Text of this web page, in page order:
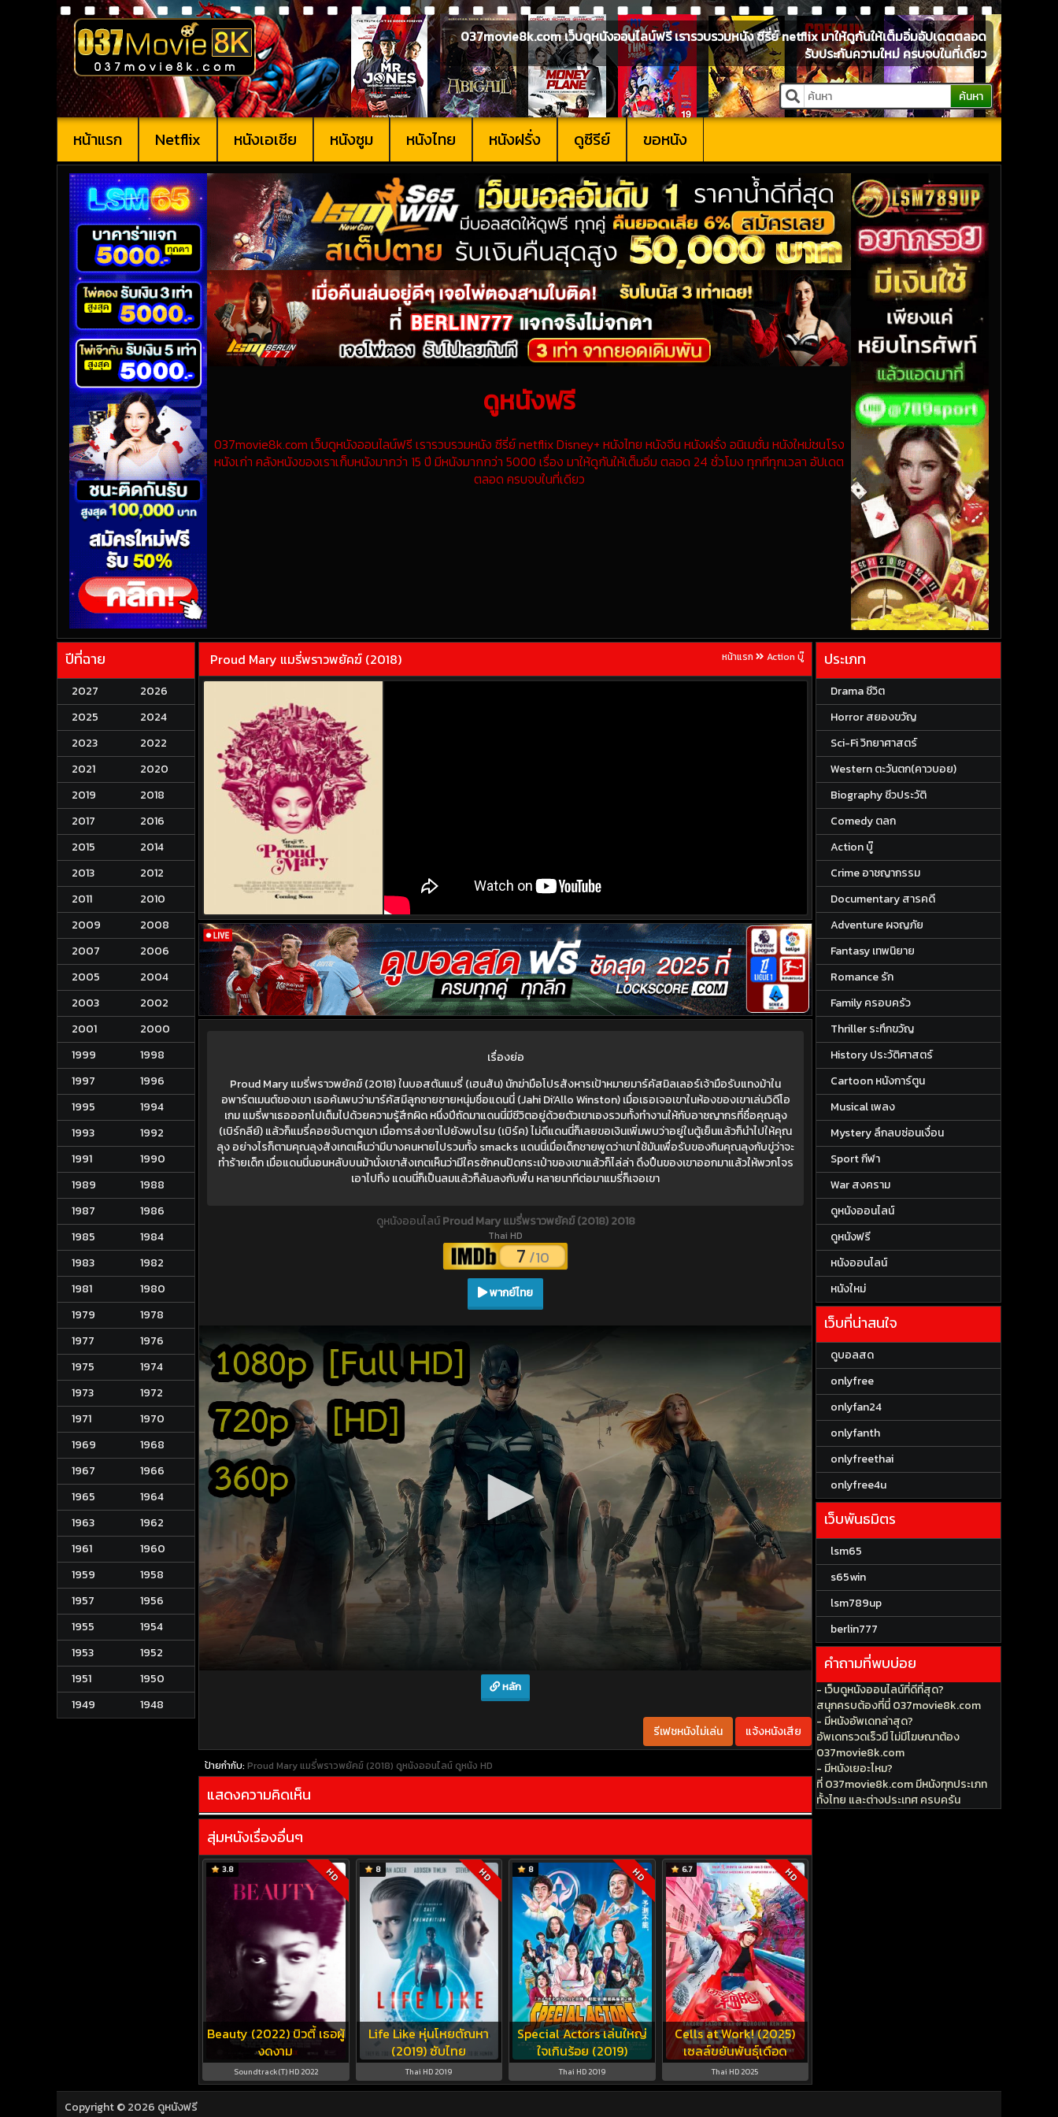
037movie8k.com เว็บดูหนังออนไลน์ฟรี เรารวบรวมหนัง ซีรี่ย์ netflix มาให้ดูกันให้เต็มอิ่มอัปเดตตลอด
รับประกันความใหม่ ครบจบในที่เดียว
ค้นหา
หน้าแรก Netflix หนังเอเชีย หนังซูม หนังไทย หนังฝรั่ง ดูซีรีย์ ขอหนัง
ดูหนังฟรี
037movie8k.com เว็บดูหนังออนไลน์ฟรี เรารวบรวมหนัง ซีรี่ย์ netflix Disney+ หนังไทย หนังจีน หนังฝรั่ง อนิเมชั่น หนังใหม่ชนโรง
หนังเก่า คลังหนังของเราเก็บหนังมากว่า 15 ปี มีหนังมากกว่า 5000 เรื่อง มาให้ดูกันให้เต็มอิ่ม ตลอด 24 ชั่วโมง ทุกทีทุกเวลา อัปเดต
ตลอด ครบจบในที่เดียว
ปีที่ฉาย
2027
2026
2025
2024
2023
2022
2021
2020
2019
2018
2017
2016
2015
2014
2013
2012
2011
2010
2009
2008
2007
2006
2005
2004
2003
2002
2001
2000
1999
1998
1997
1996
1995
1994
1993
1992
1991
1990
1989
1988
1987
1986
1985
1984
1983
1982
1981
1980
1979
1978
1977
1976
1975
1974
1973
1972
1971
1970
1969
1968
1967
1966
1965
1964
1963
1962
1961
1960
1959
1958
1957
1956
1955
1954
1953
1952
1951
1950
1949
1948
Proud Mary แมรี่พราวพยัคฆ์ (2018) หน้าแรก Action บู๊
เรื่องย่อ
Proud Mary แมรี่พราวพยัคฆ์ (2018) ในบอสตันแมรี่ (เฮนสัน) นักฆ่ามือโปรสังหารเป้าหมายมาร์คัสมิลเลอร์เจ้ามือรับแทงม้าใน
อพาร์ตเมนต์ของเขา เธอค้นพบว่ามาร์คัสมีลูกชายชายหนุ่มชื่อแดนนี่ (Jahi Di’Allo Winston) เมื่อเธอเจอเขาในห้องของเขาเล่นวิดีโอ
เกม แมรี่พาเธอออกไปเต็มไปด้วยความรู้สึกผิด หนึ่งปีถัดมาแดนนี่มีชีวิตอยู่ด้วยตัวเขาเองรวมทั้งทำงานให้กับอาชญากรที่ชื่อคุณลุง
(เบิร์กลีย์) แล้วก็แมรี่คอยจับตาดูเขา เมื่อการส่งยาไปยังพบโรม (เบิร์ค) ไม่ดีแดนนี่ก็เลยขอเงินเพิ่มพบว่าอยู่ในตู้เย็นแล้วก็นำไปให้คุณ
ลุง อย่างไรก็ตามคุณลุงสังเกตเห็นว่ามีบางคนหายไปรวมทั้ง smacks แดนนี่เมื่อเด็กชายพูดว่าเขาใช้มันเพื่อรับของกินคุณลุงกับขู่ว่าจะ
ทำร้ายเด็ก เมื่อแดนนี่นอนหลับบนม้านั่งเขาสังเกตเห็นว่ามีใครซักคนปัดกระเป๋าของเขาแล้วก็ไล่ล่า ดึงปืนของเขาออกมาแล้วให้พวกโจร
เอาไปทิ้ง แดนนี่ก็เป็นลมแล้วก็ล้มลงกับพื้น หลายนาทีต่อมาแมรี่ก็เจอเขา
ดูหนังออนไลน์Proud Mary แมรี่พราวพยัคฆ์ (2018) 2018
Thai HD
7 /10
พากย์ไทย
หลัก
รีเฟชหนังไม่เล่น แจ้งหนังเสีย
ป้ายกำกับ: Proud Mary แมรี่พราวพยัคฆ์ (2018) ดูหนังออนไลน์ ดูหนัง HD
แสดงความคิดเห็น
สุ่มหนังเรื่องอื่นๆ
Beauty (2022) บิวตี้ เธอผู้
งดงาม
3.8 HD
Soundtrack(T) HD 2022
Life Like หุ่นโหยตัณหา
(2019) ซับไทย
8 HD
Thai HD 2019
Special Actors เล่นใหญ่
ใจเกินร้อย (2019)
8 HD
Thai HD 2019
Cells at Work! (2025)
เซลล์ขยันพันธุ์เดือด
6.7 HD
Thai HD 2025
ประเภท
Drama ชีวิต
Horror สยองขวัญ
Sci-Fi วิทยาศาสตร์
Western ตะวันตก(คาวบอย)
Biography ชีวประวัติ
Comedy ตลก
Action บู๊
Crime อาชญากรรม
Documentary สารคดี
Adventure ผจญภัย
Fantasy เทพนิยาย
Romance รัก
Family ครอบครัว
Thriller ระทึกขวัญ
History ประวัติศาสตร์
Cartoon หนังการ์ตูน
Musical เพลง
Mystery ลึกลบซ่อนเงื่อน
Sport กีฬา
War สงคราม
ดูหนังออนไลน์
ดูหนังฟรี
หนังออนไลน์
หนังใหม่
เว็บที่น่าสนใจ
ดูบอลสด
onlyfree
onlyfan24
onlyfanth
onlyfreethai
onlyfree4u
เว็บพันธมิตร
lsm65
s65win
lsm789up
berlin777
คำถามที่พบบ่อย
- เว็บดูหนังออนไลน์ที่ดีที่สุด?
สนุกครบต้องที่นี่ 037movie8k.com
- มีหนังอัพเดทล่าสุด?
อัพเดทรวดเร็วมี ไม่มีโฆษณาต้อง
037movie8k.com
- มีหนังเยอะไหม?
ที่ 037movie8k.com มีหนังทุกประเภท
ทั้งไทย และต่างประเทศ ครบครัน
Copyright © 2026 ดูหนังฟรี